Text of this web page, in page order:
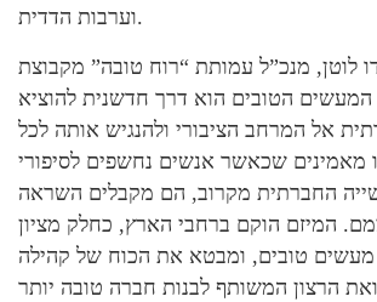
וערבות הדדית.
לוטן, מנכ”ל עמותת “רוח טובה” מקבוצת
המעשים הטובים הוא דרך חדשנית להוציא
אל המרחב הציבורי ולהנגיש אותה לכל
מאמינים שכאשר אנשים נחשפים לסיפורי
החברתית מקרוב, הם מקבלים השראה
המיזם הוקם ברחבי הארץ, כחלק מציון
מעשים טובים, ומבטא את הכוח של קהילה